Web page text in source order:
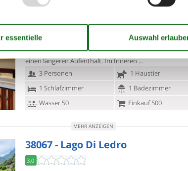
Via San Michele - 38067 - Ledro
Das ganze Jahr über bietet dieses Feriendomizil in
Italien, einenruhigen Rahmen für einen Kurzurlaub
einen längeren Aufenthalt. Im Inneren
3 Personen
1 Haustier
1 Schlafzimmer
1 Badezimmer
Wasser 50
Einkauf 500
MEHR ANZEIGEN
38067 - Lago Di Ledro
3,0